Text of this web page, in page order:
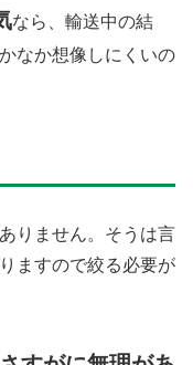
なら、輸送中の結
なか想像しにくいの
りません。そうは言
ますので絞る必要が